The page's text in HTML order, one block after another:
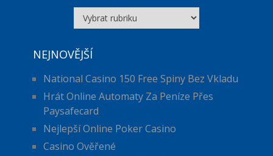
Kategorie
NEJNOVĚJŠÍ
National Casino 150 Free Spiny Bez Vkladu
Hrát Online Automaty Za Peníze Přes
Paysafecard
Nejlepší Online Poker Casino
Casino Ověřené